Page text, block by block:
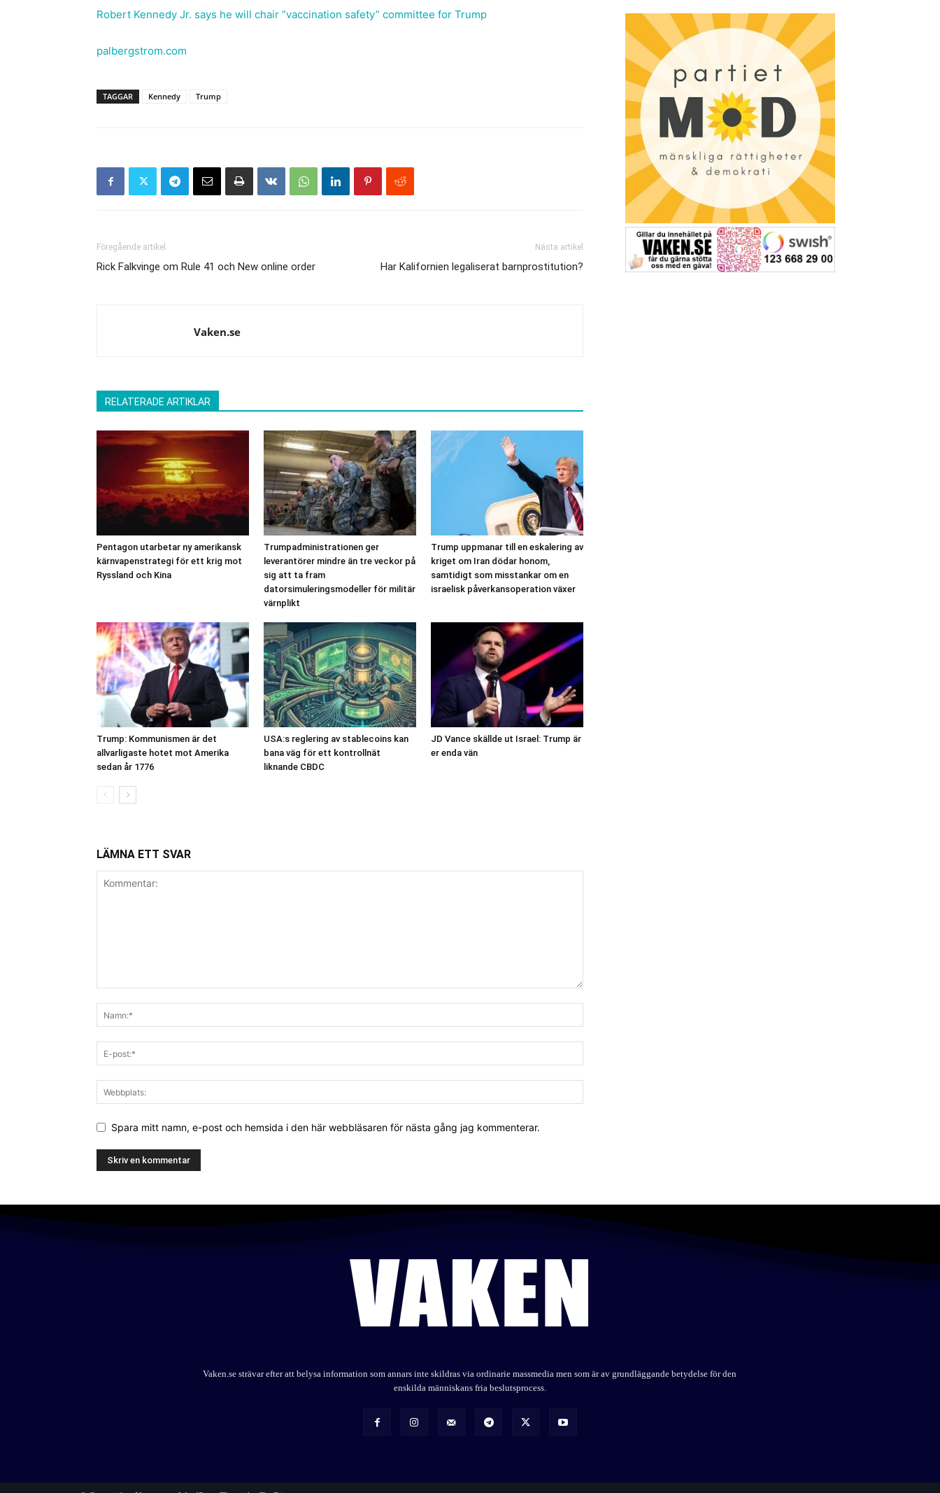
Robert Kennedy Jr. says he will chair ”vaccination safety” committee for Trump
palbergstrom.com
TAGGAR Kennedy Trump
Föregående artikel
Rick Falkvinge om Rule 41 och New online order
Nästa artikel
Har Kalifornien legaliserat barnprostitution?
Vaken.se
RELATERADE ARTIKLAR
Pentagon utarbetar ny amerikansk
kärnvapenstrategi för ett krig mot
Ryssland och Kina
Trumpadministrationen ger
leverantörer mindre än tre veckor på
sig att ta fram
datorsimuleringsmodeller för militär
värnplikt
Trump uppmanar till en eskalering av
kriget om Iran dödar honom,
samtidigt som misstankar om en
israelisk påverkansoperation växer
Trump: Kommunismen är det
allvarligaste hotet mot Amerika
sedan år 1776
USA:s reglering av stablecoins kan
bana väg för ett kontrollnät
liknande CBDC
JD Vance skällde ut Israel: Trump är
er enda vän
LÄMNA ETT SVAR
Spara mitt namn, e-post och hemsida i den här webbläsaren för nästa gång jag kommenterar.
Vaken.se strävar efter att belysa information som annars inte skildras via ordinarie massmedia men som är av grundläggande betydelse för den
enskilda människans fria beslutsprocess.